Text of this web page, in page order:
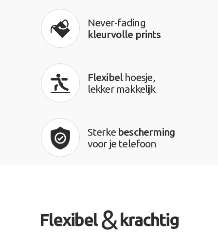
Never-fading
kleurvolle prints
Flexibelhoesje,
lekker makkelijk
Sterke bescherming
voor je telefoon
Flexibel &krachtig